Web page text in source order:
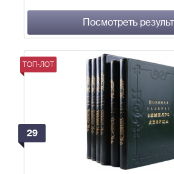
Посмотреть
ТОП-ЛОТ
29